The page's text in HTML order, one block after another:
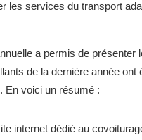
les services du transport
a permis de
de la dernière année
En voici un résumé :
internet dédié au